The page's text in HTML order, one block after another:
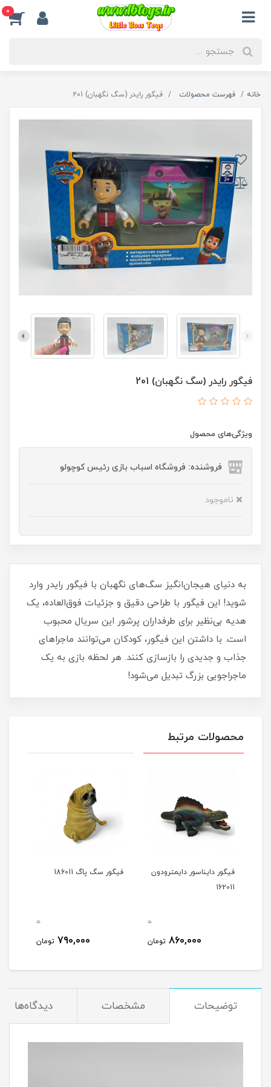
0
خانه فهرست محصولات فیگور رایدر (سگ نگهبان) 201
فیگور رایدر (سگ نگهبان) 201
ویژگی‌های محصول
فروشنده: فروشگاه اسباب بازی رئیس کوچولو
ناموجود
به دنیای هیجان‌انگیز سگ‌های نگهبان با فیگور رایدر وارد
شوید! این فیگور با طراحی دقیق و جزئیات فوق‌العاده، یک
هدیه بی‌نظیر برای طرفداران پرشور این سریال محبوب
است. با داشتن این فیگور، کودکان می‌توانند ماجراهای
جذاب و جدیدی را بازسازی کنند. هر لحظه بازی به یک
ماجراجویی بزرگ تبدیل می‌شود!
محصولات مرتبط
فیگور دایناسور دایمترودون
162011
0
860,000 تومان
فیگور سگ پاگ 186011
0
790,000 تومان
توضیحات مشخصات دیدگاه‌ها